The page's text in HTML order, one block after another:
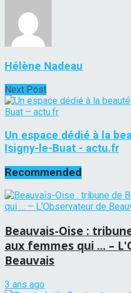
Hélène Nadeau
Next Post
Un espace dédié à la
Isigny-le-Buat - actu.fr
Recommended
Beauvais-Oise :
aux femmes qui … –
Beauvais
3 ans ago